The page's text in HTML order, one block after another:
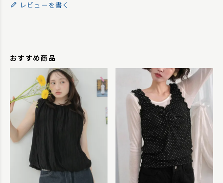
レビューを書く
おすすめ商品